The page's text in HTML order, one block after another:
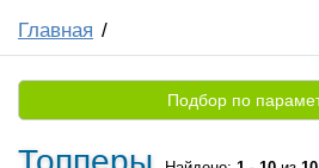
Главная
Подбор по